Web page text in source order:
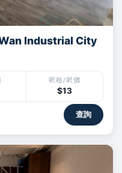
Industrial City
呎租/呎價
$13
查詢